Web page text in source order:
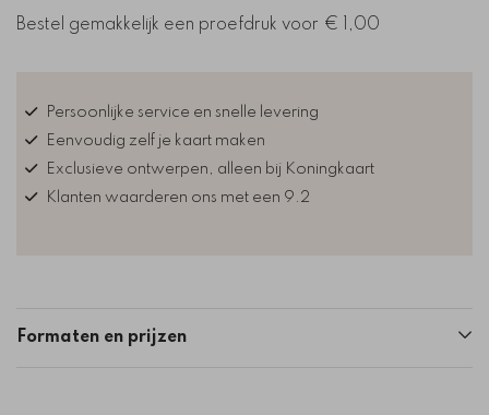
Bestel gemakkelijk een proefdruk voor € 1,00
Persoonlijke service en snelle levering
Eenvoudig zelf je kaart maken
Exclusieve ontwerpen, alleen bij Koningkaart
Klanten waarderen ons met een 9.2
Formaten en prijzen